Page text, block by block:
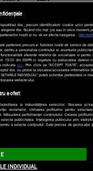
dvs., precum identificatorii cookie unici
dvs. făcând clic mai jos sau în orice moment,
noștri și nu vă vor afecta navigarea.
Mai
partenere, precum si furnizorii nostri de servicii de
pentru a personaliza continutul si anunturile
aferente retelelor de socializare si pentru
15-22 din GDPR in legatura cu prelucrarea datelor
indicataaici . Prin click pe “ACCEPT TOATE”,
dvs. cu privire la stocarea/accesarea informatiilor
INDIVIDUAL” puteti schimba preferintele in
website-ului.
a oferi:
și îmbunătățirea serviciilor. Stocarea și/
reclamelor. Utilizarea profilurilor pentru
performanței conținutului. Crearea
publicitatea. Înțelegerea publicului prin
a selecta conținutul. Date precise de geolocație
INDIVIDUAL